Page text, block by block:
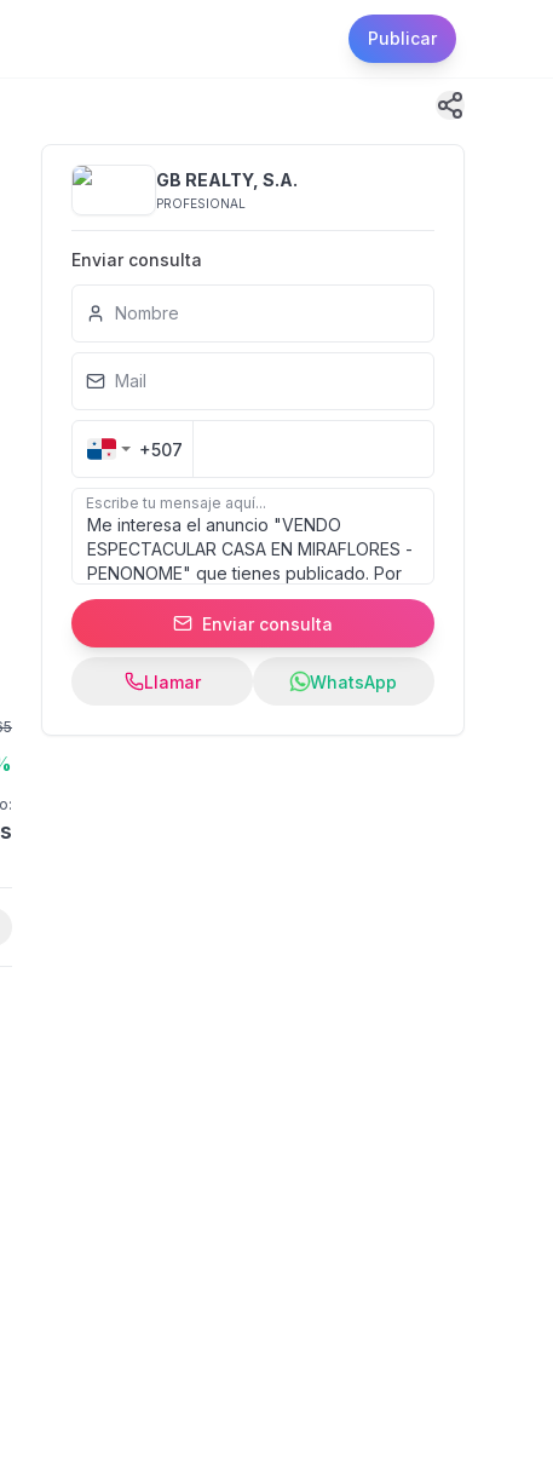
Publicar
:
GB REALTY, S.A.
PROFESIONAL
Enviar consulta
Nombre
Mail
+507
Escribe tu mensaje aquí...
Enviar consulta
Llamar WhatsApp